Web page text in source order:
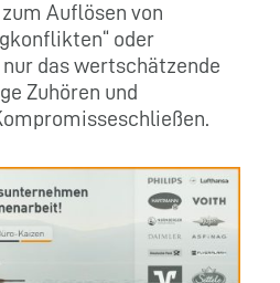
Auflösen von
oder
das wertschätzende
Zuhören und